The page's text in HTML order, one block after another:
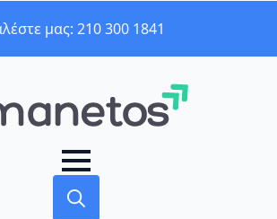
μας: 210 300 1841